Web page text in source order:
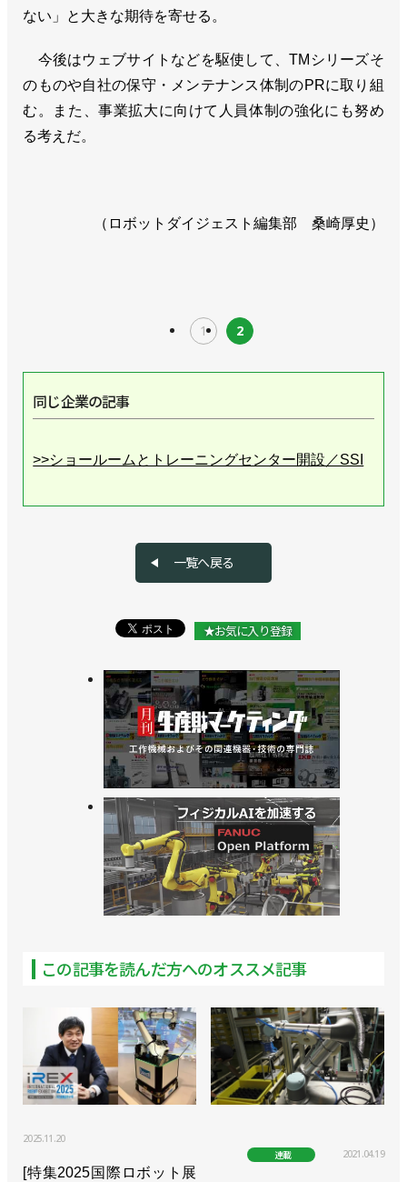
ない」と大きな期待を寄せる。
今後はウェブサイトなどを駆使して、TMシリーズそ
のものや自社の保守・メンテナンス体制のPRに取り組
む。また、事業拡大に向けて人員体制の強化にも努め
る考えだ。
（ロボットダイジェスト編集部 桑崎厚史）
1 2
同じ企業の記事
>>ショールームとトレーニングセンター開設／SSI
一覧へ戻る
★お気に入り登録
この記事を読んだ方へのオススメ記事
2025.11.20
[特集2025国際ロボット展
連載 2021.04.19